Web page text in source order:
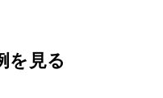
を見る